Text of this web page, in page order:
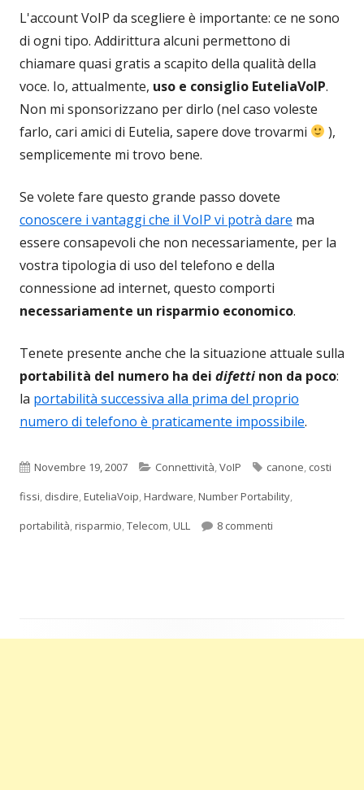
L'account VoIP da scegliere è importante: ce ne sono
di ogni tipo. Addirittura alcuni permettono di
chiamare quasi gratis a scapito della qualità della
voce. Io, attualmente, uso e consiglio EuteliaVoIP.
Non mi sponsorizzano per dirlo (nel caso voleste
farlo, cari amici di Eutelia, sapere dove trovarmi
),
semplicemente mi trovo bene.
Se volete fare questo grande passo dovete
conoscere i vantaggi che il VoIP vi potrà dare ma
essere consapevoli che non necessariamente, per la
vostra tipologia di uso del telefono e della
connessione ad internet, questo comporti
necessariamente un risparmio economico.
Tenete presente anche che la situazione attuale sulla
portabilità del numero ha dei difetti non da poco:
la portabilità successiva alla prima del proprio
numero di telefono è praticamente impossibile.
Pubblicato
Novembre 19, 2007 Categorie
Connettività,VoIP Tag
canone, costi
fissi, disdire,EuteliaVoip,Hardware,Number Portability,
portabilità,risparmio,Telecom,ULL 8 commenti